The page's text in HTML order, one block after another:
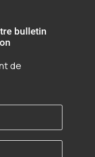
bulletin
de